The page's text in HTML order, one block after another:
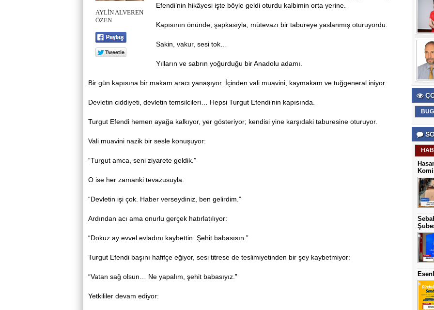
AYLİN ALVEREN
ÖZEN
Efendi’nin hikâyesi işte böyle geldi oturdu kalbimin orta yerine.
Kapısının önünde, şapkasıyla, mütevazı bir tabureye yaslanmış oturuyordu.
Sakin, vakur, sesi tok…
Yılların ve sabrın yoğurduğu bir Anadolu adamı.
Bir gün kapısına bir makam aracı yanaşıyor. İçinden vali muavini, kaymakam ve tuğgeneral iniyor.
Devletin ciddiyeti, devletin temsilcileri… Hepsi Turgut Efendi’nin kapısında.
Turgut Efendi hemen ayağa kalkıyor, yer gösteriyor; kendisi yine karşıdaki taburesine oturuyor.
Vali muavini nazik bir sesle konuşuyor:
“Turgut amca, seni ziyarete geldik.”
O ise her zamanki tevazusuyla:
“Devletin işi çok. Haber verseydiniz, ben gelirdim.”
Ardından acı ama onurlu gerçek hatırlatılıyor:
“Dokuz ay evvel evladını kaybettin. Şehit babasısın.”
Turgut Efendi başını hafifçe eğiyor, sesi titrese de teslimiyetinden bir şey kaybetmiyor:
“Vatan sağ olsun… Ne yapalım, şehit babasıyız.”
Yetkililer devam ediyor: